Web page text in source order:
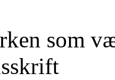
som